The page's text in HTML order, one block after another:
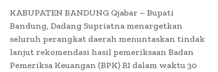
KABUPATEN BANDUNG Qjabar – Bupati
Bandung, Dadang Supriatna menargetkan
seluruh perangkat daerah menuntaskan tindak
lanjut rekomendasi hasil pemeriksaan Badan
Pemeriksa Keuangan (BPK) RI dalam waktu 30